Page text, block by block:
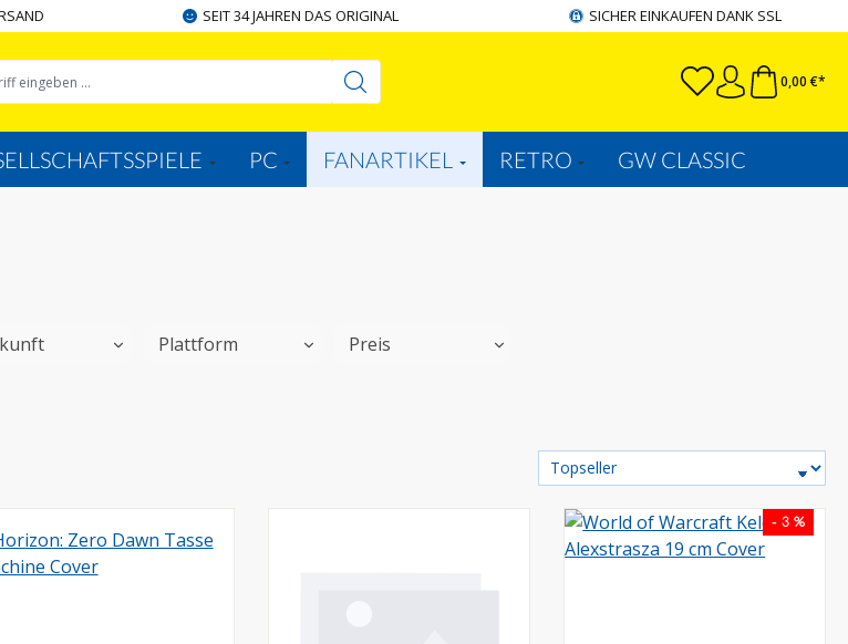
SEIT 34 JAHREN DAS ORIGINAL SICHER EINKAUFEN DANK SSL
0,00 €*
PC FANARTIKEL RETRO GW CLASSIC
Plattform Preis
- 3 %